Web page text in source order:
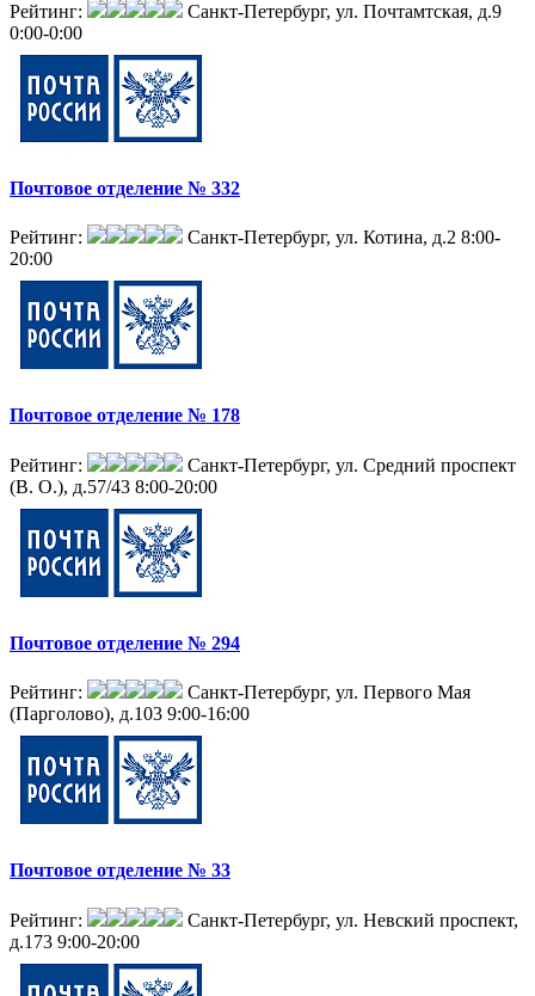
Рейтинг:
Санкт-Петербург, ул. Почтамтская, д.9
0:00-0:00
Почтовое отделение № 332
Рейтинг: Санкт-Петербург, ул. Котина, д.2 8:00-
20:00
Почтовое отделение № 178
Рейтинг:
Санкт-Петербург, ул. Средний проспект
(В. О.), д.57/43 8:00-20:00
Почтовое отделение № 294
Рейтинг:
Санкт-Петербург, ул. Первого Мая
(Парголово), д.103 9:00-16:00
Почтовое отделение № 33
Рейтинг:
Санкт-Петербург, ул. Невский проспект,
д.173 9:00-20:00